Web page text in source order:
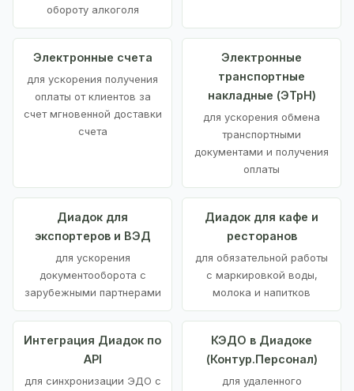
обороту алкоголя
Электронные счета
для ускорения получения
оплаты от клиентов за
счет мгновенной доставки
счета
Электронные
транспортные
накладные (ЭТрН)
для ускорения обмена
транспортными
документами и получения
оплаты
Диадок для
экспортеров и ВЭД
для ускорения
документооборота с
зарубежными партнерами
Диадок для кафе и
ресторанов
для обязательной работы
с маркировкой воды,
молока и напитков
Интеграция Диадок по
API
для синхронизации ЭДО с
КЭДО в Диадоке
(Контур.Персонал)
для удаленного